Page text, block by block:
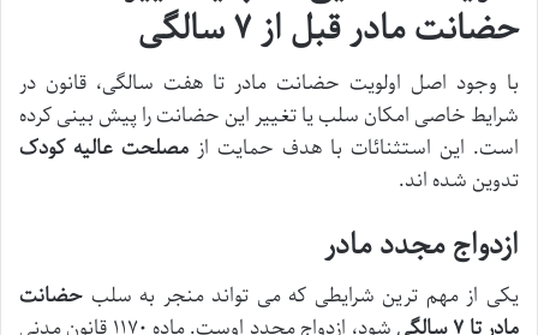
حضانت مادر قبل از ۷ سالگی
با وجود اصل اولویت حضانت مادر تا هفت سالگی، قانون در
شرایط خاصی امکان سلب یا تغییر این حضانت را پیش بینی کرده
است. این استثنائات با هدف حمایت از مصلحت عالیه کودک
تدوین شده اند.
ازدواج مجدد مادر
یکی از مهم ترین شرایطی که می تواند منجر به سلب حضانت
مادر تا ۷ سالگی
شود، ازدواج مجدد اوست. ماده ۱۱۷۰ قانون مدنی